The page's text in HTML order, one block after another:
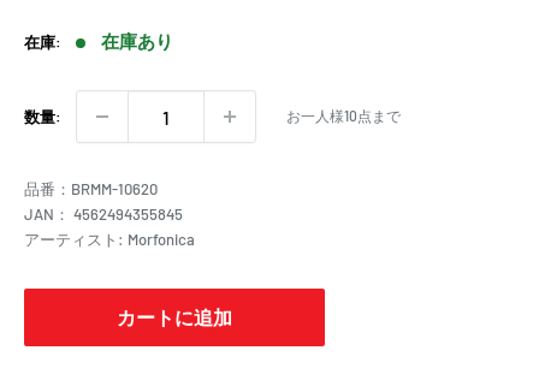
価
在庫: 在庫あり
数量: お一人様10点まで
品番： BRMM-10620
JAN： 4562494355845
アーティスト: Morfonica
カートに追加